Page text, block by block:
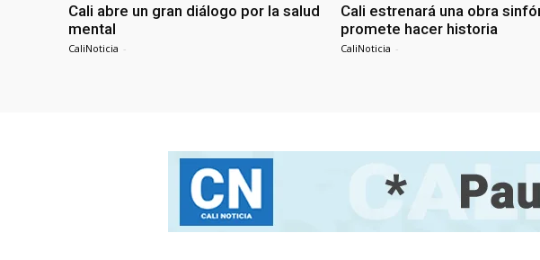
Cali abre un gran diálogo por la salud
mental
CaliNoticia -
Cali estrenará una obra
promete hacer historia
CaliNoticia -